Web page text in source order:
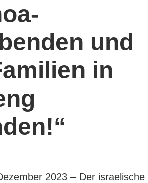
und
in
2023 – Der israelische